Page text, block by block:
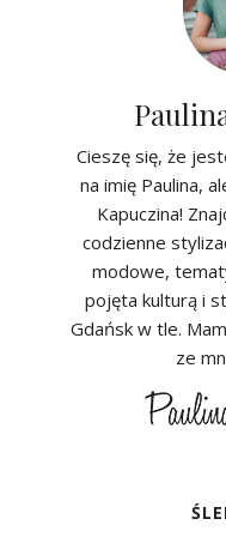
Cieszę się, że
na imię Paulina,
Kapuczina!
codzienne
modowe,
pojęta kulturą i
Gdańsk w tle.
ze